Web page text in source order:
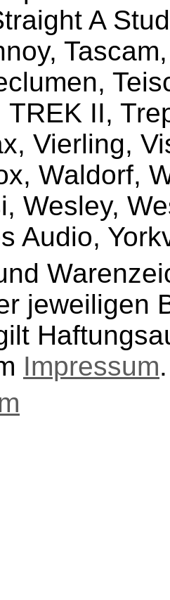
A
II,
Vierling,
Waldorf,
Wesley,
Audio,
jeweiligen
Impressum.